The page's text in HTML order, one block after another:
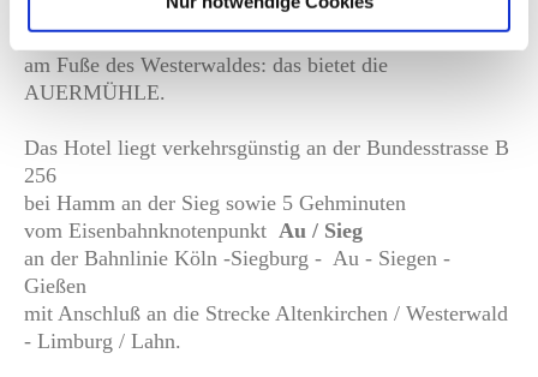
Ein angenehmer Aufenthalt in gemütlichem Ambiente,
mit freundlichem Service und einer zentralen Lage
am Fuße des Westerwaldes: das bietet die
AUERMÜHLE.
Das Hotel liegt verkehrsgünstig an der Bundesstrasse B
256
bei Hamm an der Sieg sowie 5 Gehminuten
vom Eisenbahnknotenpunkt Au / Sieg
an der Bahnlinie Köln -Siegburg - Au - Siegen -
Gießen
mit Anschluß an die Strecke Altenkirchen / Westerwald
- Limburg / Lahn.